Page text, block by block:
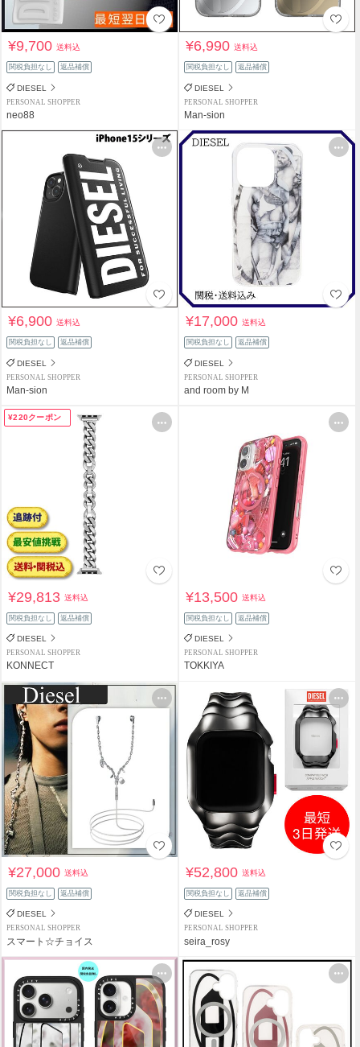
¥9,700送料込
関税負担なし 返品補償
DIESEL
PERSONAL SHOPPER
neo88
¥6,990送料込
関税負担なし 返品補償
DIESEL
PERSONAL SHOPPER
Man-sion
¥6,900送料込
関税負担なし 返品補償
DIESEL
PERSONAL SHOPPER
Man-sion
¥17,000送料込
関税負担なし 返品補償
DIESEL
PERSONAL SHOPPER
and room by M
¥220クーポン
¥29,813送料込
関税負担なし 返品補償
DIESEL
PERSONAL SHOPPER
KONNECT
¥13,500送料込
関税負担なし 返品補償
DIESEL
PERSONAL SHOPPER
TOKKIYA
¥27,000送料込
関税負担なし 返品補償
DIESEL
PERSONAL SHOPPER
スマート☆チョイス
¥52,800送料込
関税負担なし 返品補償
DIESEL
PERSONAL SHOPPER
seira_rosy